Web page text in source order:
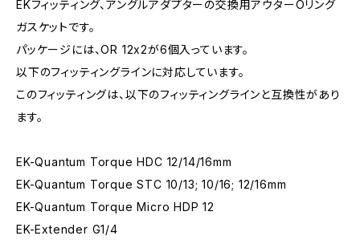
EKフィッティング、アングルアダプターの交換用アウターOリング
ガスケットです。
パッケージには、OR 12x2が6個入っています。
以下のフィッティングラインに対応しています。
このフィッティングは、以下のフィッティングラインと互換性があり
ます。
EK-Quantum Torque HDC 12/14/16mm
EK-Quantum Torque STC 10/13; 10/16; 12/16mm
EK-Quantum Torque Micro HDP 12
EK-Extender G1/4